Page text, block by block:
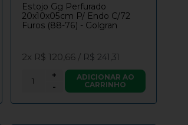
Estojo Gg Perfurado
20x10x05cm P/ Endo C/72
Furos (88-76) - Golgran
2x R$ 120,66 / R$ 241,31
-
+
ADICIONAR AO
CARRINHO